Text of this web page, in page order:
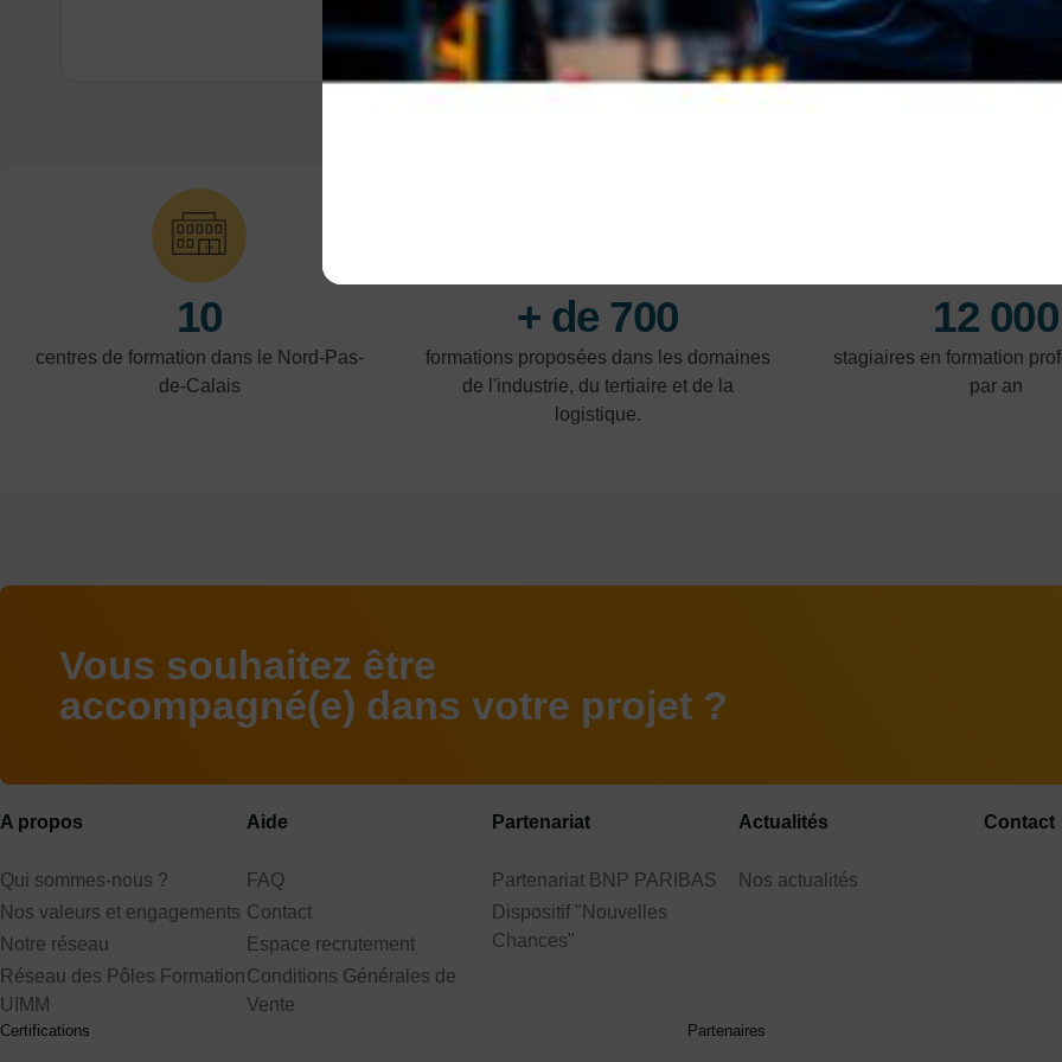
En savoir plus
NOS POINTS FORTS
10
centres de formation dans le Nord-Pas-
de-Calais
+ de 700
formations proposées dans les domaines
de l'industrie, du tertiaire et de la
logistique.
12 000
stagiaires en formation
par an
Vous souhaitez être
accompagné(e) dans votre projet ?
A propos
Qui sommes-nous ?
Nos valeurs et engagements
Notre réseau
Réseau des Pôles Formation
UIMM
Aide
FAQ
Contact
Espace recrutement
Conditions Générales de
Vente
Partenariat
Partenariat BNP PARIBAS
Dispositif "Nouvelles
Chances"
Actualités
Nos actualités
Contact
Certifications Partenaires